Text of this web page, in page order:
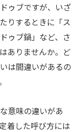
ゥブですが、いざ
りするときに「ス
ゥブ鍋」など、さ
ありませんか。ど
は間違いがあるの
意味の違いがあ
着した呼び方には